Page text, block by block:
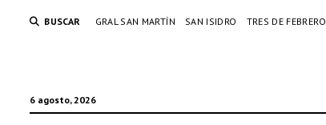
BUSCAR GRAL SAN MARTÍN SAN ISIDRO TRES DE FEBRERO
6 agosto, 2026